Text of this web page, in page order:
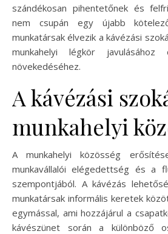
szándékosan pihentetőnek és
nem csupán egy újabb
munkatársak élvezik a kávézási
munkahelyi légkör
növekedéséhez.
A kávézási
munkahelyi
A munkahelyi közösség
munkavállalói elégedettség és a
szempontjából. A kávézás
munkatársak informális keretek
egymással, ami hozzájárul a
kávészünet során a különböző